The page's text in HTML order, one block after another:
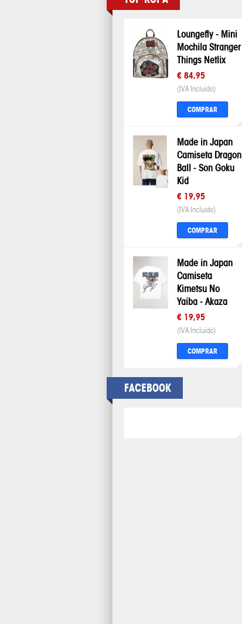
Loungefly - Mini
Mochila Stranger
Things Netlix
€ 84,95
(IVA Incluido)
COMPRAR
Made in Japan
Camiseta Dragon
Ball - Son Goku
Kid
€ 19,95
(IVA Incluido)
COMPRAR
Made in Japan
Camiseta
Kimetsu No
Yaiba - Akaza
€ 19,95
(IVA Incluido)
COMPRAR
FACEBOOK